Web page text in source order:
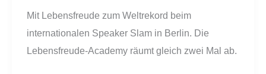
Mit Lebensfreude zum Weltrekord beim
internationalen Speaker Slam in Berlin. Die
Lebensfreude-Academy räumt gleich zwei Mal ab.